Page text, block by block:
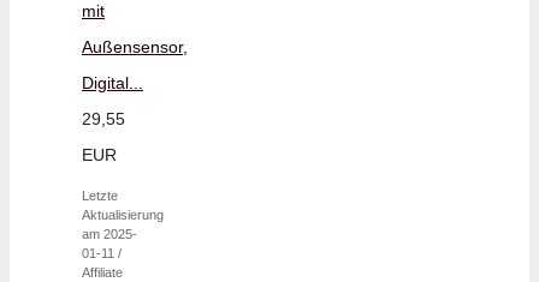
mit
Außensensor,
Digital...
29,55
EUR
Letzte
Aktualisierung
am 2025-
01-11 /
Affiliate